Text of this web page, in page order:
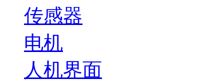
传感器
电机
人机界面